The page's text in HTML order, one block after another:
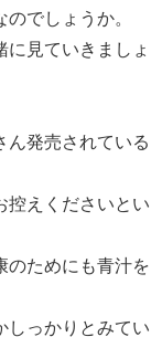
でしょうか。
見ていきましょ
ん発売されている
控えくださいとい
のためにも青汁を
しっかりとみてい